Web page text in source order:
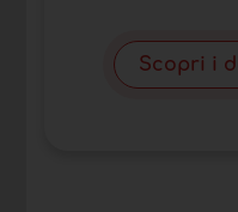
Scopri i